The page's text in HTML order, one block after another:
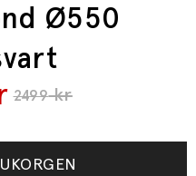
Ø550
2499kr